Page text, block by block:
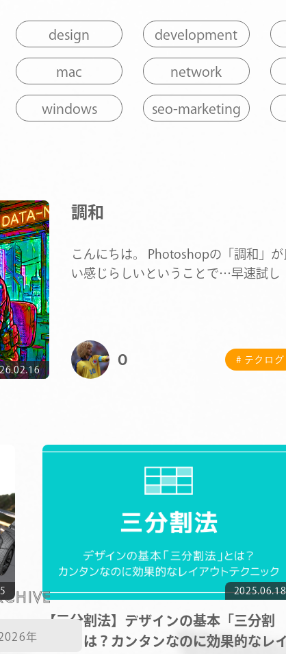
NEWS
CONTACT
調和
こんにちは。 Photoshopの「調和」が
い感じらしいということで…早速試し
O # テクログ
2025.06.18
【三分割法】デザインの基本「三分割
法」とは？カンタンなのに効果的なレ
design development
mac network
windows seo-marketing
年